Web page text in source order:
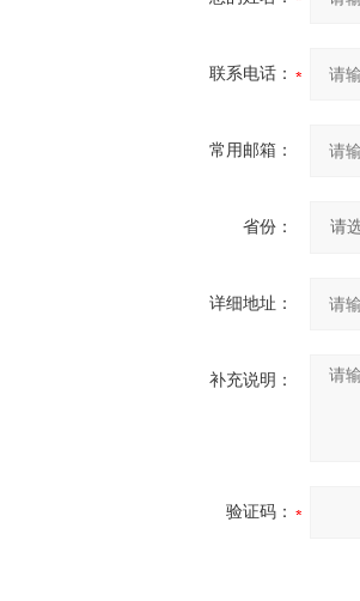
联系电话：
常用邮箱：
省份：
详细地址：
补充说明：
验证码：